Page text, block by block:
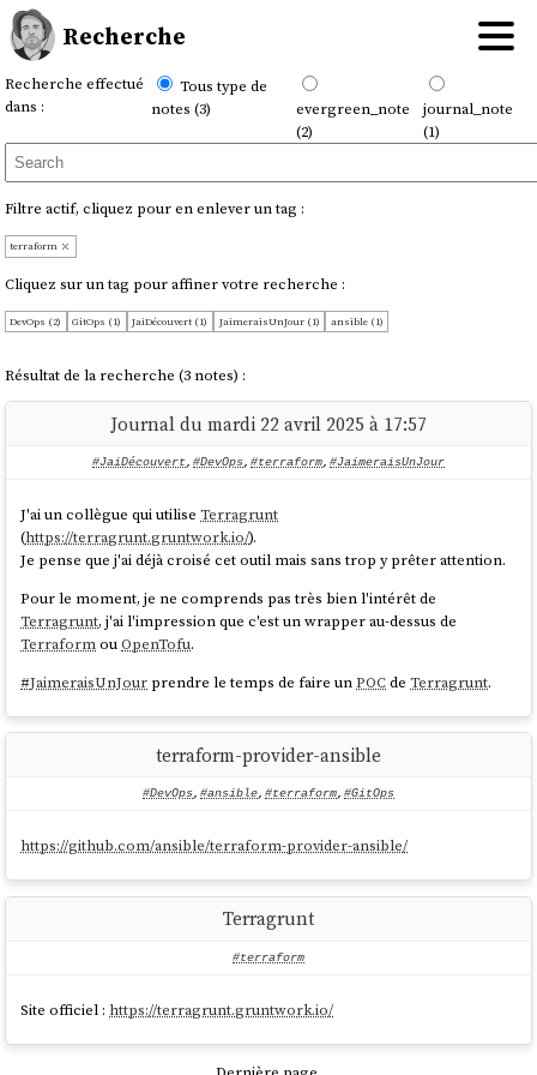
Recherche
Recherche effectué
dans :
Tous type de
notes (3)
evergreen_note
(2)
journal_note
(1)
Filtre actif, cliquez pour en enlever un tag :
terraform
Cliquez sur un tag pour affiner votre recherche :
DevOps (2) GitOps (1) JaiDécouvert (1) JaimeraisUnJour (1) ansible (1)
Résultat de la recherche (3 notes) :
Journal du mardi 22 avril 2025 à 17:57
#JaiDécouvert, #DevOps, #terraform, #JaimeraisUnJour
J'ai un collègue qui utiliseTerragrunt
(https://terragrunt.gruntwork.io/).
Je pense que j'ai déjà croisé cet outil mais sans trop y prêter attention.
Pour le moment, je ne comprends pas très bien l'intérêt de
Terragrunt, j'ai l'impression que c'est un wrapper au-dessus de
TerraformouOpenTofu.
#JaimeraisUnJour prendre le temps de faire unPOCdeTerragrunt.
terraform-provider-ansible
#DevOps, #ansible, #terraform, #GitOps
https://github.com/ansible/terraform-provider-ansible/
Terragrunt
#terraform
Site officiel : https://terragrunt.gruntwork.io/